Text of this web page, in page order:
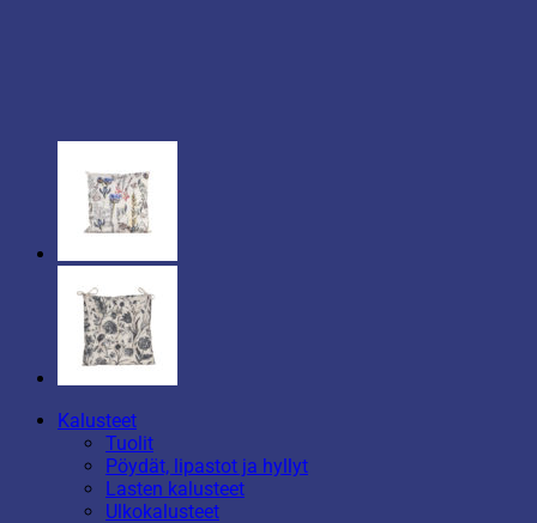
Kalusteet
Tuolit
Pöydät, lipastot ja hyllyt
Lasten kalusteet
Ulkokalusteet